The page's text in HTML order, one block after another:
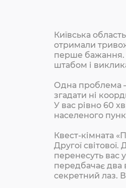
Київська
отримали
перше бажання.
штабом і
Одна проблема
згадати ні
У вас рівно 60
населеного
Квест-кімната
Другої
перенесуть вас
передбачає два
секретний лаз.